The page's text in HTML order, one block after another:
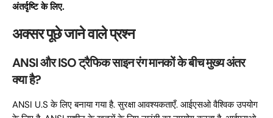
अंतर्दृष्टि के लिए.
अक्सर पूछे जाने वाले प्रश्न
ANSI और ISO ट्रैफिक साइन रंग मानकों के बीच मुख्य अंतर
क्या है?
ANSI U.S के लिए बनाया गया है. सुरक्षा आवश्यकताएँ. आईएसओ वैश्विक उपयोग